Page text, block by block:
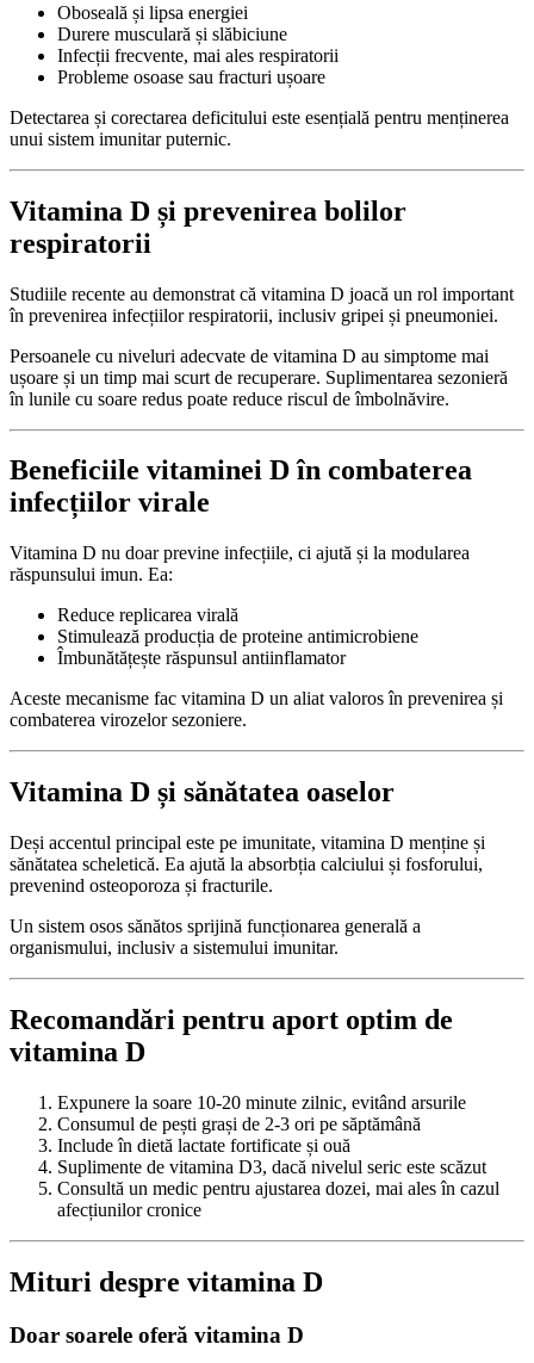
Oboseală și lipsa energiei
Durere musculară și slăbiciune
Infecții frecvente, mai ales respiratorii
Probleme osoase sau fracturi ușoare
Detectarea și corectarea deficitului este esențială pentru menținerea
unui sistem imunitar puternic.
Vitamina D și prevenirea bolilor
respiratorii
Studiile recente au demonstrat că vitamina D joacă un rol important
în prevenirea infecțiilor respiratorii, inclusiv gripei și pneumoniei.
Persoanele cu niveluri adecvate de vitamina D au simptome mai
ușoare și un timp mai scurt de recuperare. Suplimentarea sezonieră
în lunile cu soare redus poate reduce riscul de îmbolnăvire.
Beneficiile vitaminei D în combaterea
infecțiilor virale
Vitamina D nu doar previne infecțiile, ci ajută și la modularea
răspunsului imun. Ea:
Reduce replicarea virală
Stimulează producția de proteine antimicrobiene
Îmbunătățește răspunsul antiinflamator
Aceste mecanisme fac vitamina D un aliat valoros în prevenirea și
combaterea virozelor sezoniere.
Vitamina D și sănătatea oaselor
Deși accentul principal este pe imunitate, vitamina D menține și
sănătatea scheletică. Ea ajută la absorbția calciului și fosforului,
prevenind osteoporoza și fracturile.
Un sistem osos sănătos sprijină funcționarea generală a
organismului, inclusiv a sistemului imunitar.
Recomandări pentru aport optim de
vitamina D
Expunere la soare 10-20 minute zilnic, evitând arsurile
Consumul de pești grași de 2-3 ori pe săptămână
Include în dietă lactate fortificate și ouă
Suplimente de vitamina D3, dacă nivelul seric este scăzut
Consultă un medic pentru ajustarea dozei, mai ales în cazul
afecțiunilor cronice
Mituri despre vitamina D
Doar soarele oferă vitamina D